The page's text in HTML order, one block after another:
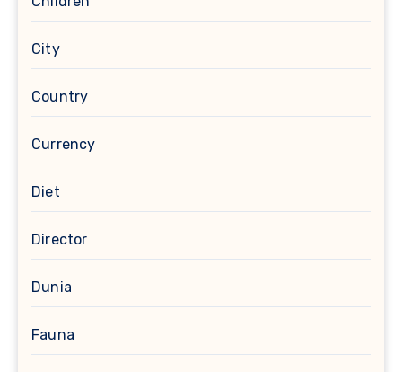
City
Country
Currency
Diet
Director
Dunia
Fauna